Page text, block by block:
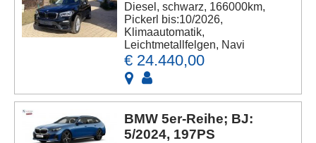
Diesel, schwarz, 166000km,
Pickerl bis:10/2026,
Klimaautomatik,
Leichtmetallfelgen, Navi
€ 24.440,00
BMW 5er-Reihe; BJ:
5/2024, 197PS